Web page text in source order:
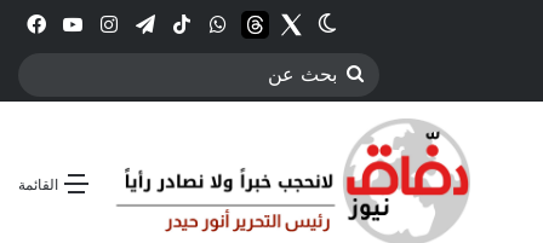
انستقرامتيلقرام‫TikTokواتسابthreadsTwitter
الوضع المظلم
بحث
القائمة